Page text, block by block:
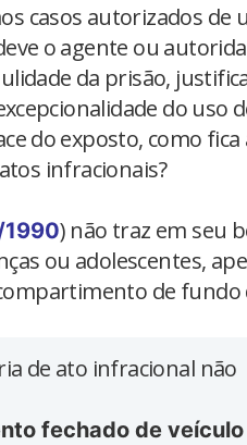
casos autorizados de
o agente ou
da prisão,
do uso
do exposto, como fica
infracionais?
) não traz em seu
ou adolescentes,
de fundo
de ato infracional não
fechado de veículo